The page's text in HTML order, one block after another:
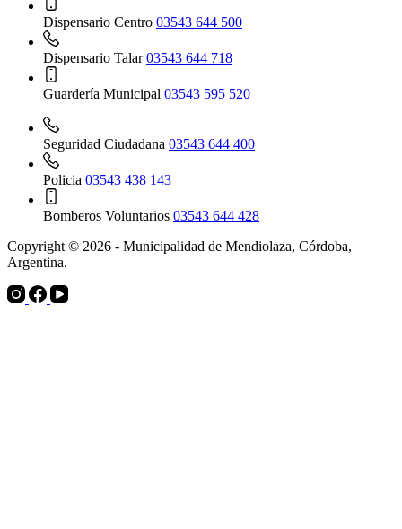
Dispensario Centro 03543 644 500
Dispensario Talar03543 644 718
Guardería Municipal 03543 595 520
Seguridad Ciudadana 03543 644 400
Policia 03543 438 143
Bomberos Voluntarios 03543 644 428
Copyright © 2026 - Municipalidad de Mendiolaza, Córdoba,
Argentina.